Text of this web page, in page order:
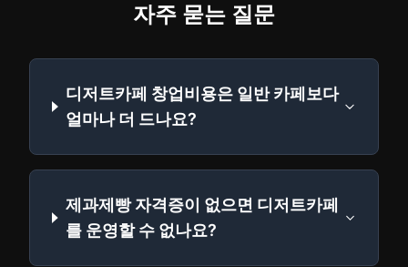
자주 묻는 질문
디저트카페 창업비용은 일반 카페보다
얼마나 더 드나요?
제과제빵 자격증이 없으면 디저트카페
를 운영할 수 없나요?